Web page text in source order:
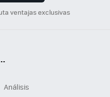
ventajas exclusivas
Análisis